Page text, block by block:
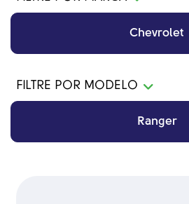
Chevrolet
FILTRE POR MODELO
Ranger